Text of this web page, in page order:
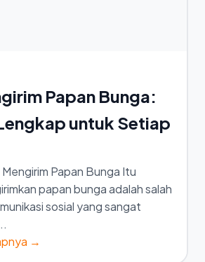
Papan Bunga:
untuk Setiap
Papan Bunga Itu
papan bunga adalah salah
sosial yang sangat
→